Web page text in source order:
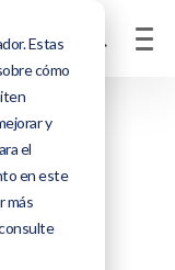
Estas
cómo
y
el
en este
más